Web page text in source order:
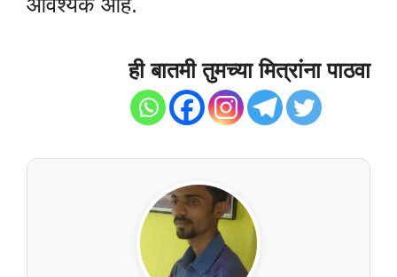
ही बातमी तुमच्या मित्रांना पाठवा